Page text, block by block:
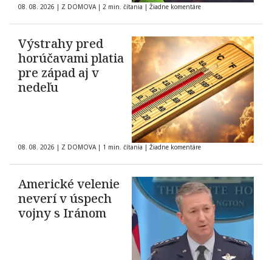
08. 08. 2026 | Z DOMOVA | 2 min. čítania | Žiadne komentáre
Výstrahy pred
horúčavami platia
pre západ aj v
nedeľu
08. 08. 2026 | Z DOMOVA | 1 min. čítania | Žiadne komentáre
Americké velenie
neverí v úspech
vojny s Iránom